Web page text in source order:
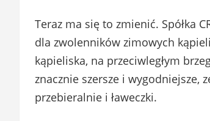
Teraz ma się to zmienić. Spółka
dla zwolenników zimowych
kąpieliska, na przeciwległym
znacznie szersze i
przebieralnie i ławeczki.